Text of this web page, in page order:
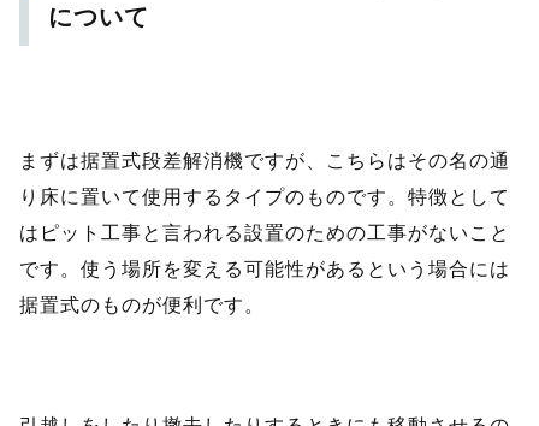
について
まずは据置式段差解消機ですが、こちらはその名の通
り床に置いて使用するタイプのものです。特徴として
はピット工事と言われる設置のための工事がないこと
です。使う場所を変える可能性があるという場合には
据置式のものが便利です。